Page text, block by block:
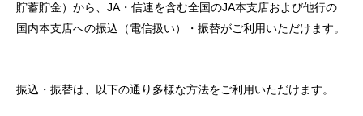
貯蓄貯金）から、JA・信連を含む全国のJA本支店および他行の
国内本支店への振込（電信扱い）・振替がご利用いただけます。
振込・振替は、以下の通り多様な方法をご利用いただけます。